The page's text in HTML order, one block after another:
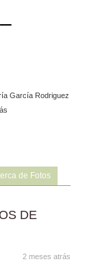
García Rodriguez
de Fotos
DE
2 meses atrás